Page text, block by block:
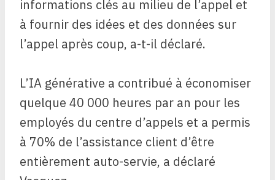
informations clés au milieu de l’appel et
à fournir des idées et des données sur
l’appel après coup, a-t-il déclaré.
L’IA générative a contribué à économiser
quelque 40 000 heures par an pour les
employés du centre d’appels et a permis
à 70% de l’assistance client d’être
entièrement auto-servie, a déclaré